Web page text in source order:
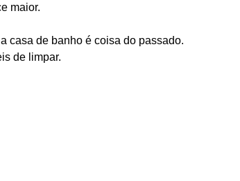
maior.
casa de banho é coisa do passado.
de limpar.